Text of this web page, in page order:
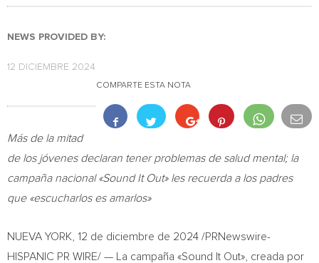
NEWS PROVIDED BY:
12 DICIEMBRE 2024
COMPARTE ESTA NOTA
Más de la mitad
de los jóvenes declaran tener problemas de salud mental; la
campaña nacional «Sound It Out» les recuerda a los padres
que «escucharlos es amarlos»
NUEVA YORK 12 de diciembre de 2024 /PRNewswire-
HISPANIC PR WIRE/ —
La campaña «Sound It Out», creada por